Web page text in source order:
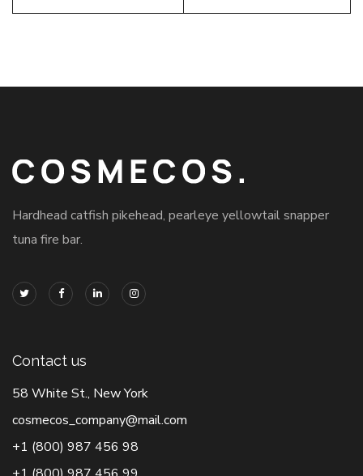
Hardhead catfish pikehead, pearleye yellowtail snapper
tuna fire bar.
Contact us
58 White St., New York
cosmecos_company@mail.com
+1 (800) 987 456 98